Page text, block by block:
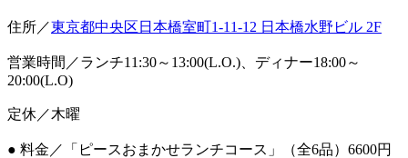
住所／東京都中央区日本橋室町1-11-12 日本橋水野ビル 2F
営業時間／ランチ11:30～13:00(L.O.)、ディナー18:00～
20:00(L.O)
定休／木曜
● 料金／「ピースおまかせランチコース」（全6品）6600円